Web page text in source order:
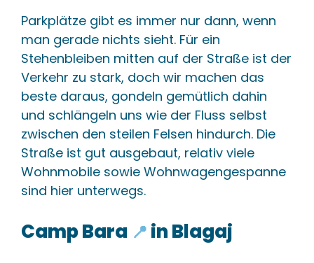
Quellfluss der Neretva, entspringt bei Blagaj.
🔗 In diesem Content
Neretva-Delta
Flussdelta der Neretva in Kroatien, bekannt für
seine Naturvielfalt.
+
🔗 In diesem Content
Parkplätze gibt es immer nur dann, wenn
man gerade nichts sieht. Für ein
Stehenbleiben mitten auf der Straße ist der
Verkehr zu stark, doch wir machen das
beste daraus, gondeln gemütlich dahin
und schlängeln uns wie der Fluss selbst
zwischen den steilen Felsen hindurch. Die
Straße ist gut ausgebaut, relativ viele
Wohnmobile sowie Wohnwagengespanne
sind hier unterwegs.
Camp Bara 📍 in Blagaj